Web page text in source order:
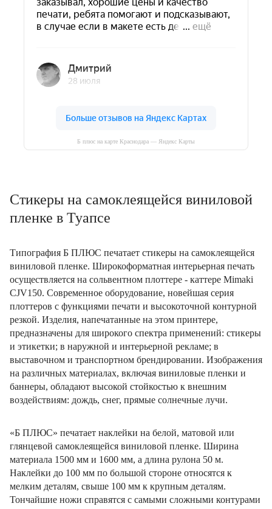
Б плюс на карте Краснодара — Яндекс Карты
Cтикеры на самоклеящейся виниловой
пленке в Туапсе
Типография Б ПЛЮС печатает стикеры на самоклеящейся
виниловой пленке. Широкоформатная интерьерная печать
осуществляется на сольвентном плоттере - каттере Mimaki
CJV150. Современное оборудование, новейшая серия
плоттеров с функциями печати и высокоточной контурной
резкой. Изделия, напечатанные на этом принтере,
предназначены для широкого спектра применений: стикеры
и этикетки; в наружной и интерьерной рекламе; в
выставочном и транспортном брендировании. Изображения
на различных материалах, включая виниловые пленки и
баннеры, обладают высокой стойкостью к внешним
воздействиям: дождь, снег, прямые солнечные лучи.
«Б ПЛЮС» печатает наклейки на белой, матовой или
глянцевой самоклеящейся виниловой пленке. Ширина
материала 1500 мм и 1600 мм, а длина рулона 50 м.
Наклейки до 100 мм по большой стороне относятся к
мелким деталям, свыше 100 мм к крупным деталям.
Тончайшие ножи справятся с самыми сложными контурами